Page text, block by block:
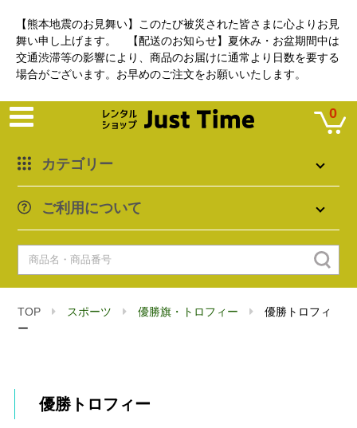
【熊本地震のお見舞い】このたび被災された皆さまに心よりお見
舞い申し上げます。 【配送のお知らせ】夏休み・お盆期間中は
交通渋滞等の影響により、商品のお届けに通常より日数を要する
場合がございます。お早めのご注文をお願いいたします。
カテゴリー
ご利用について
0
TOP スポーツ 優勝旗・トロフィー
優勝トロフィ
ー
優勝トロフィー